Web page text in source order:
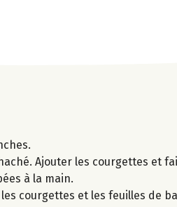
Ajouter les courgettes et
à la main.
courgettes et les feuilles de